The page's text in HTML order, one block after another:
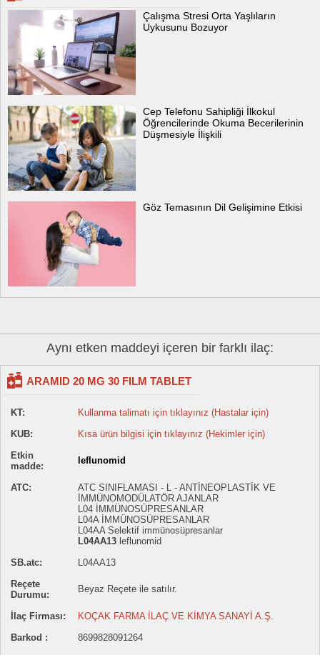
Çalışma Stresi Orta Yaşlıların
Uykusunu Bozuyor
Cep Telefonu Sahipliği İlkokul
Öğrencilerinde Okuma Becerilerinin
Düşmesiyle İlişkili
Göz Temasının Dil Gelişimine Etkisi
Aynı etken maddeyi içeren bir farklı ilaç:
ARAMID 20 MG 30 FILM TABLET
KT:
Kullanma talimatı için tıklayınız (Hastalar için)
KUB:
Kısa ürün bilgisi için tıklayınız (Hekimler için)
Etkin
madde:
leflunomid
ATC:
ATC SINIFLAMASI - L - ANTİNEOPLASTİK VE
İMMÜNOMODÜLATÖR AJANLAR
L04 İMMÜNOSÜPRESANLAR
L04A İMMÜNOSÜPRESANLAR
L04AA Selektif immünosüpresanlar
L04AA13 leflunomid
SB.atc:
L04AA13
Reçete
Durumu:
Beyaz Reçete ile satılır.
İlaç Firması:
KOÇAK FARMA İLAÇ VE KİMYA SANAYİ A.Ş.
Barkod :
8699828091264